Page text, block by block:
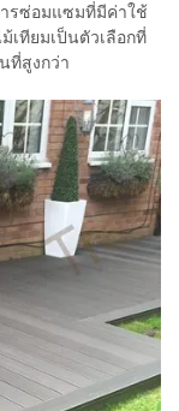
รซ่อมแซมที่มีค่าใช้
เทียมเป็นตัวเลือกที่
ที่สูงกว่า